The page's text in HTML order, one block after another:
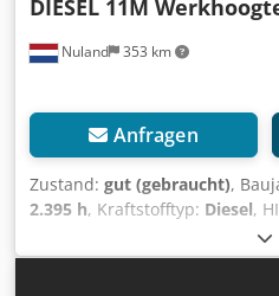
Nuland 353 km
DIESEL 11M
Anfragen
Zustand: gut (gebraucht),
2.395 h, Kraftstofftyp: Diesel,
Arbeitsbühne,
KUBOTA-Diesel, 11 m
WhatsApp zugesendet